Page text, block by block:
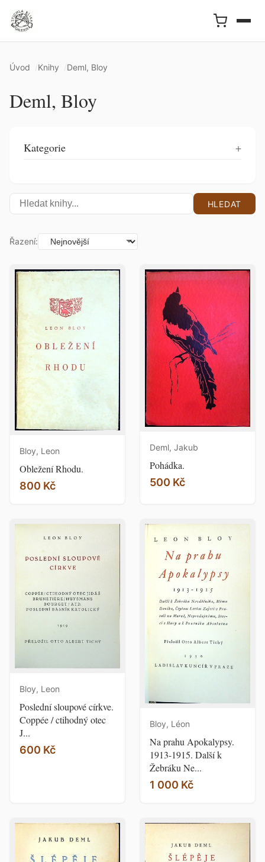
Úvod Knihy Deml, Bloy
Deml, Bloy
Kategorie
HLEDAT
Řazení:
Bloy, Leon
Obležení Rhodu.
800 Kč
Deml, Jakub
Pohádka.
500 Kč
Bloy, Leon
Poslední sloupové církve.
Coppée / ctihodný otec
J...
600 Kč
Bloy, Léon
Na prahu Apokalypsy.
1913-1915. Další k
Žebráku Ne...
1 000 Kč